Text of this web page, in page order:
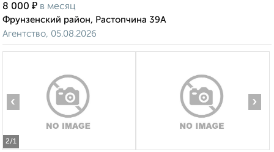
8 000 ₽ в месяц
Фрунзенский район, Растопчина 39А
Агентство, 05.08.2026
2/1
‹ ›